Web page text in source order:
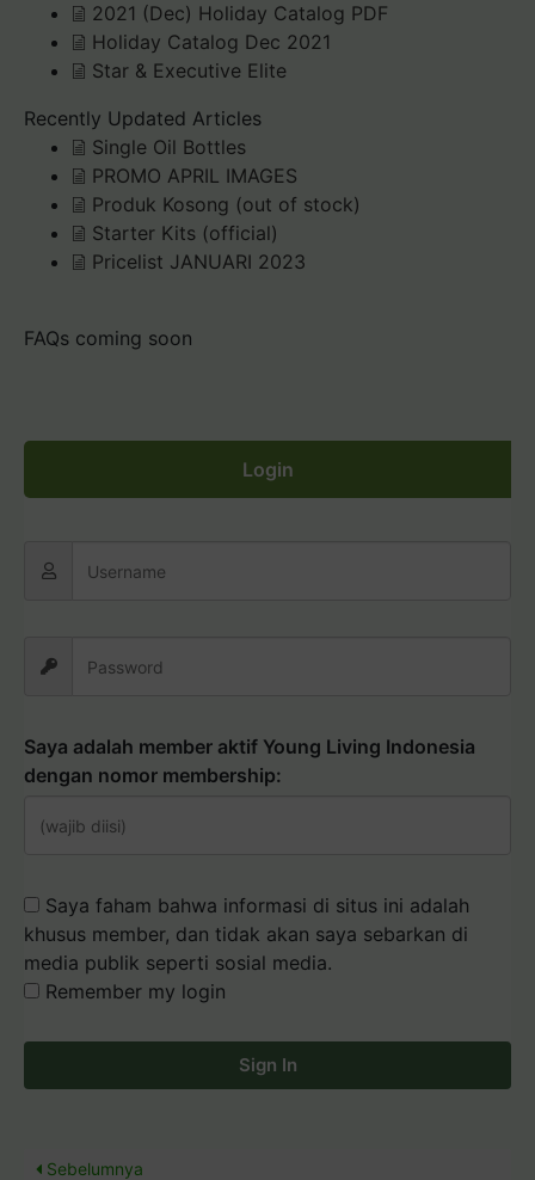
2021 (Dec) Holiday Catalog PDF
Holiday Catalog Dec 2021
Star & Executive Elite
Recently Updated Articles
Single Oil Bottles
PROMO APRIL IMAGES
Produk Kosong (out of stock)
Starter Kits (official)
Pricelist JANUARI 2023
FAQs coming soon
Login
Saya adalah member aktif Young Living Indonesia
dengan nomor membership:
Saya faham bahwa informasi di situs ini adalah
khusus member, dan tidak akan saya sebarkan di
media publik seperti sosial media.
Remember my login
Sign In
Sebelumnya